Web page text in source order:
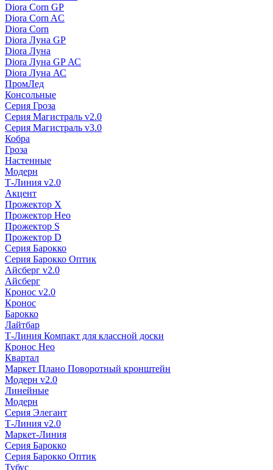
Diora Corn GP
Diora Corn AC
Diora Corn
Diora Луна GP
Diora Луна
Diora Луна GP АС
Diora Луна АС
ПромЛед
Консольные
Серия Гроза
Серия Магистраль v2.0
Серия Магистраль v3.0
Кобра
Гроза
Настенные
Модерн
Т-Линия v2.0
Акцент
Прожектор X
Прожектор Нео
Прожектор S
Прожектор D
Серия Барокко
Серия Барокко Оптик
Айсберг v2.0
Айсберг
Кронос v2.0
Кронос
Барокко
Лайтбар
Т-Линия Компакт для классной доски
Кронос Нео
Квартал
Маркет Плано Поворотный кронштейн
Модерн v2.0
Линейные
Модерн
Серия Элегант
Т-Линия v2.0
Маркет-Линия
Серия Барокко
Серия Барокко Оптик
Тубус